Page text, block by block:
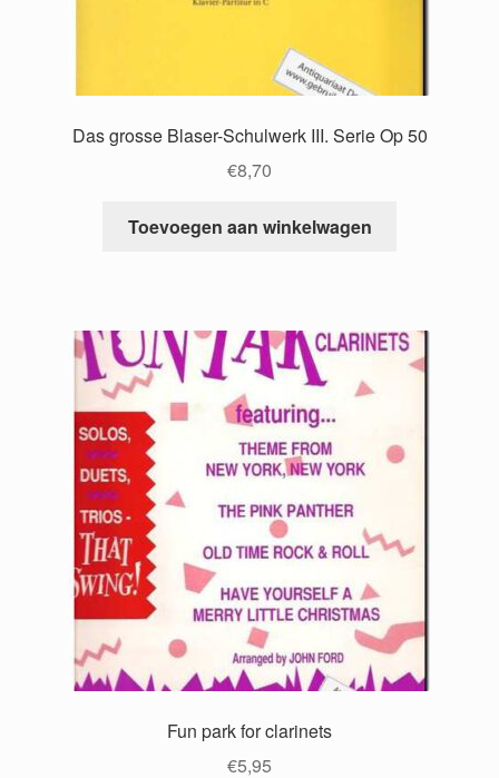
Das grosse Blaser-Schulwerk III. Serie Op 50
€8,70
Toevoegen aan winkelwagen
Fun park for clarinets
€5,95